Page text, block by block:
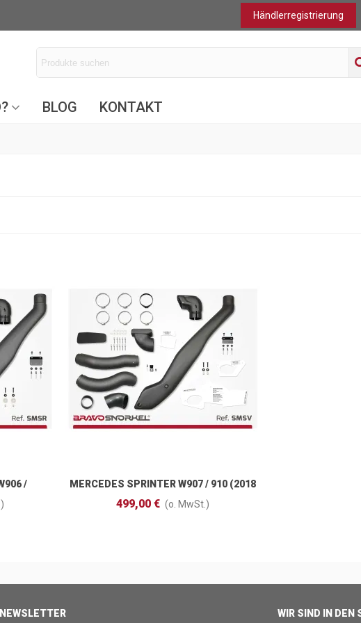
Händlerregistrierung
BLOG KONTAKT
/
- 2018)
In Den Warenkorb
MERCEDES SPRINTER W907 / 910 (2018
- )
499,00 € (o. MwSt.)
NEWSLETTER
WIR SIND IN DEN